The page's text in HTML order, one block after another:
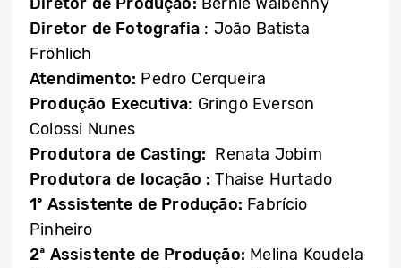
Diretor de Fotografia: João Batista
Fröhlich
Atendimento: Pedro Cerqueira
Produção Executiva: Gringo Everson
Colossi Nunes
Produtora de Casting: Renata Jobim
Produtora de locação : Thaise Hurtado
1º Assistente de Produção: Fabrício
Pinheiro
2ª Assistente de Produção: Melina Koudela